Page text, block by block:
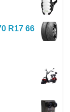
R17 66